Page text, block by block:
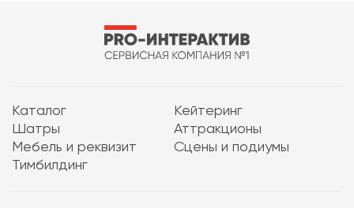
Каталог
Кейтеринг
Шатры
Аттракционы
Мебель и реквизит
Сцены и подиумы
Тимбилдинг